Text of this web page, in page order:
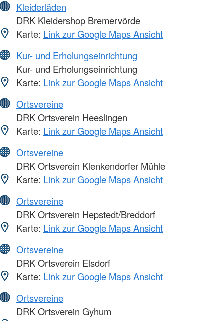
Kleiderläden
DRK Kleidershop Bremervörde
Karte: Link zur Google Maps Ansicht
Kur- und Erholungseinrichtung
Kur- und Erholungseinrichtung
Karte: Link zur Google Maps Ansicht
Ortsvereine
DRK Ortsverein Heeslingen
Karte: Link zur Google Maps Ansicht
Ortsvereine
DRK Ortsverein Klenkendorfer Mühle
Karte: Link zur Google Maps Ansicht
Ortsvereine
DRK Ortsverein Hepstedt/Breddorf
Karte: Link zur Google Maps Ansicht
Ortsvereine
DRK Ortsverein Elsdorf
Karte: Link zur Google Maps Ansicht
Ortsvereine
DRK Ortsverein Gyhum